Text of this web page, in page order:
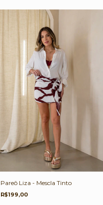
Pareô Liza - Mescla Tinto
R$199,00